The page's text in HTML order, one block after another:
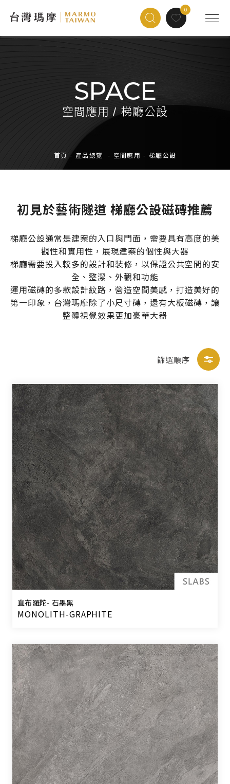
SPACE
空間應用 / 梯廳公設
首頁 - 產品總覽 - 空間應用 - 梯廳公設
初見於藝術隧道 梯廳公設磁磚推薦
梯廳公設通常是建案的入口與門面，需要具有高度的美
觀性和實用性，展現建案的個性與大器
梯廳需要投入較多的設計和裝修，以保證公共空間的安
全、整潔、外觀和功能
運用磁磚的多款設計紋路，營造空間美感，打造美好的
第一印象，台灣瑪摩除了小尺寸磚，還有大板磁磚，讓
整體視覺效果更加豪華大器
篩選順序
直布羅陀- 石墨黑
MONOLITH-GRAPHITE
0